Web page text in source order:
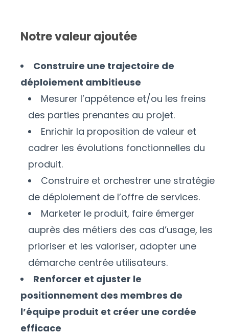
Notre valeur ajoutée
Construire une trajectoire de
déploiement ambitieuse
Mesurer l’appétence et/ou les freins
des parties prenantes au projet.
Enrichir la proposition de valeur et
cadrer les évolutions fonctionnelles du
produit.
Construire et orchestrer une stratégie
de déploiement de l’offre de services.
Marketer le produit, faire émerger
auprès des métiers des cas d’usage, les
prioriser et les valoriser, adopter une
démarche centrée utilisateurs.
Renforcer et ajuster le
positionnement des membres de
l’équipe produit et créer une cordée
efficace